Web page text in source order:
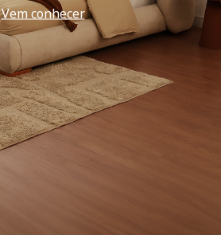
Vem conhecer